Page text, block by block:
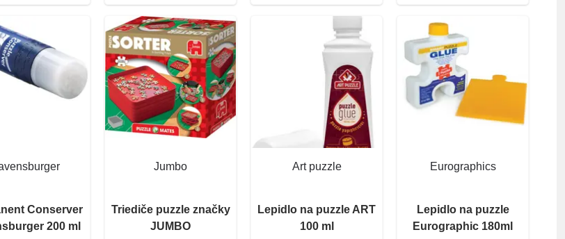
Conserver
200 ml
Jumbo
Triediče puzzle značky
JUMBO
Art puzzle
Lepidlo na puzzle ART
100 ml
Eurographics
Lepidlo na puzzle
Eurographic 180ml